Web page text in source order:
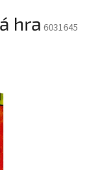
hra 6031645